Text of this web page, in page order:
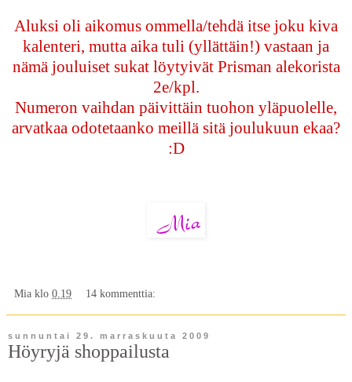
Aluksi oli aikomus ommella/tehdä itse joku kiva
kalenteri, mutta aika tuli (yllättäin!) vastaan ja
nämä jouluiset sukat löytyivät Prisman alekorista
2e/kpl.
Numeron vaihdan päivittäin tuohon yläpuolelle,
arvatkaa odotetaanko meillä sitä joulukuun ekaa?
:D
Mia klo 0.19 14 kommenttia:
sunnuntai 29. marraskuuta 2009
Höyryjä shoppailusta